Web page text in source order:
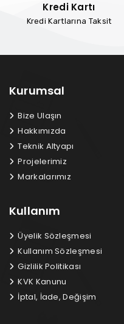
Kredi Kartı
Kredi Kartlarına Taksit
Kurumsal
Bize Ulaşın
Hakkımızda
Teknik Altyapı
Projelerimiz
Markalarımız
Kullanım
Üyelik Sözleşmesi
Kullanım Sözleşmesi
Gizlilik Politikası
KVK Kanunu
İptal, İade, Değişim